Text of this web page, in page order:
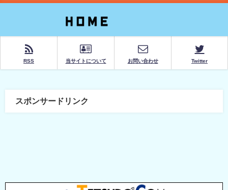
RSS 当サイトについて お問い合わせ Twitter
スポンサードリンク